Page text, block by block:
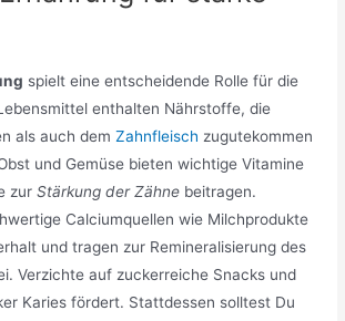
spielt eine entscheidende Rolle für die
enthalten Nährstoffe, die
als auch demZahnfleisch zugutekommen
und Gemüse bieten wichtige Vitamine
zurStärkung der Zähne beitragen.
Calciumquellen wie Milchprodukte
und tragen zur Remineralisierung des
Verzichte auf zuckerreiche Snacks und
Karies fördert. Stattdessen solltest Du